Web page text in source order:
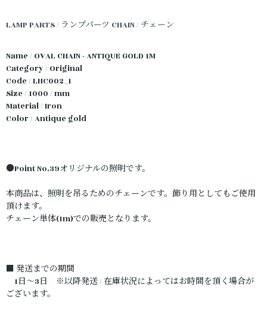
LAMP PARTS / ランプパーツ CHAIN / チェーン
Name / OVAL CHAIN - ANTIQUE GOLD 1M
Category / Original
Code / LHC002_1
Size / 1000 / mm
Material / Iron
Color / Antique gold
●Point No.39オリジナルの照明です。
本商品は、照明を吊るためのチェーンです。飾り用としてもご使用
頂けます。
チェーン単体(1m)での販売となります。
■ 発送までの期間
1日～3日 ※以降発送 / 在庫状況によってはお時間を頂く場合が
ございます。